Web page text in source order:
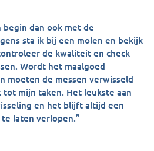
dan ook met de
sta ik bij een molen en bekijk
de kwaliteit en check
Wordt het maalgoed
moeten de messen verwisseld
mijn taken. Het leukste aan
en het blijft altijd een
laten verlopen.”